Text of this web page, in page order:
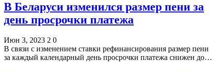
В Беларуси изменился размер пени за
день просрочки платежа
Июн 3, 2023 2 0
В связи с изменением ставки рефинансирования размер пени
за каждый календарный день просрочки платежа снижен до…